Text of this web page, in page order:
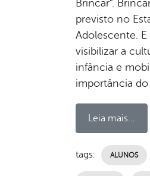
Brincar”.
previsto no
Adolescente. E
visibilizar a
infância e
importância do
Leia mais...
tags: ALUNOS